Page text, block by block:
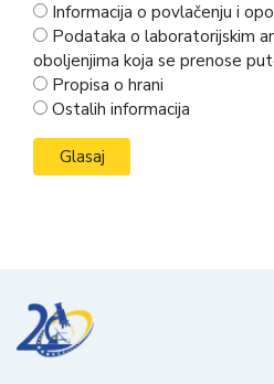
Informacija o povlačenju i
Podataka o laboratorijskim
oboljenjima koja se prenose
Propisa o hrani
Ostalih informacija